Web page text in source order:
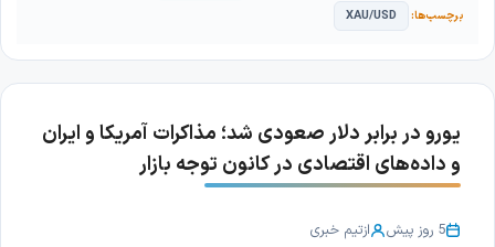
XAU/USD
یورو در برابر دلار صعودی شد؛ مذاکرات آمریکا و ایران
و داده‌های اقتصادی در کانون توجه بازار
5 روز پیش ازتیم خبری